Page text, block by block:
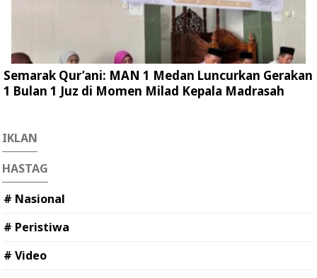
Semarak Qur’ani: MAN 1 Medan Luncurkan Gerakan
1 Bulan 1 Juz di Momen Milad Kepala Madrasah
IKLAN
HASTAG
# Nasional
# Peristiwa
# Video